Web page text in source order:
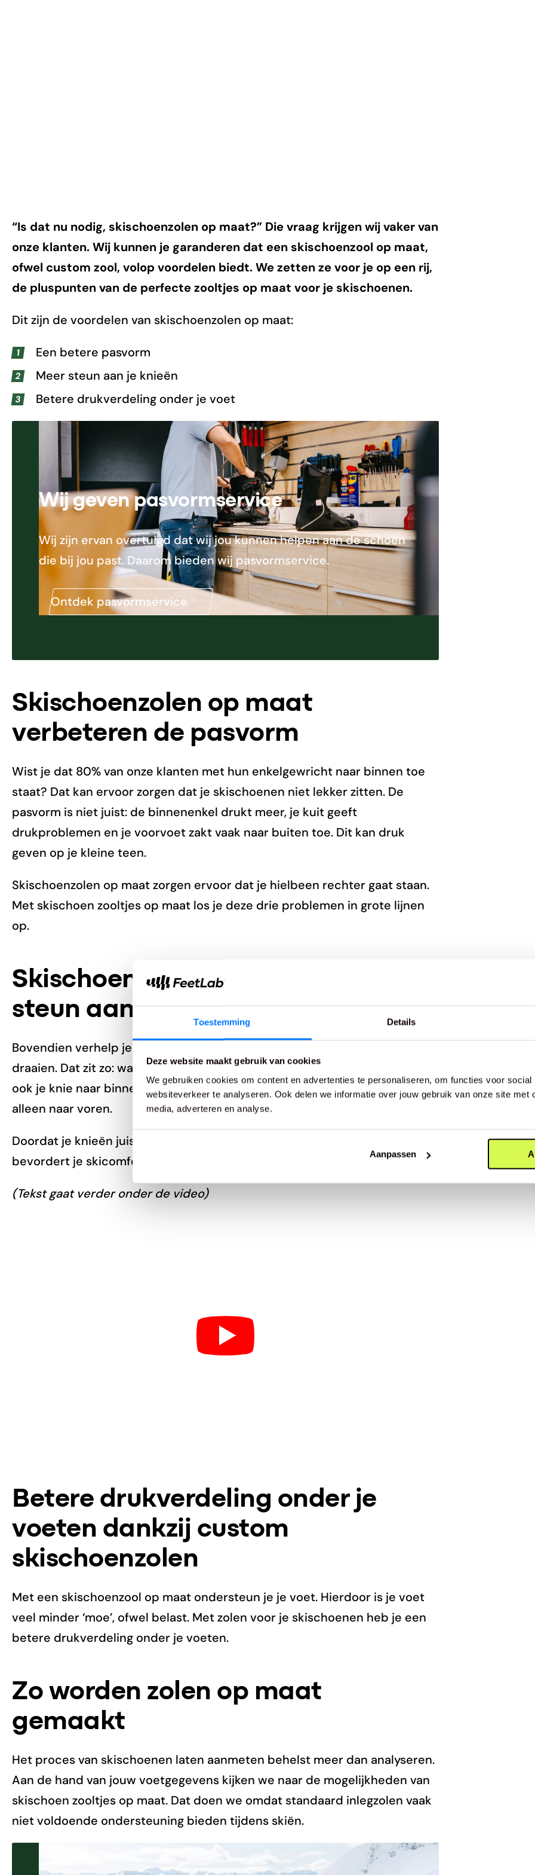
Toestemming Details
Deze website maakt gebruik van cookies
We gebruiken cookies om content en advertenties te personaliseren, om functies voor
websiteverkeer te analyseren. Ook delen we informatie over jouw gebruik van onze site met
media, adverteren en analyse.
Aanpassen
“Is dat nu nodig, skischoenzolen op maat?” Die vraag krijgen wij vaker van
onze klanten. Wij kunnen je garanderen dat een skischoenzool op maat,
ofwel custom zool, volop voordelen biedt. We zetten ze voor je op een rij,
de pluspunten van de perfecte zooltjes op maat voor je skischoenen.
Dit zijn de voordelen van skischoenzolen op maat:
Een betere pasvorm
Meer steun aan je knieën
Betere drukverdeling onder je voet
Wij geven pasvormservice
Wij zijn ervan overtuigd dat wij jou kunnen helpen aan de schoen
die bij jou past. Daarom bieden wij pasvormservice.
Ontdek pasvormservice
Skischoenzolen op maat
verbeteren de pasvorm
Wist je dat 80% van onze klanten met hun enkelgewricht naar binnen toe
staat? Dat kan ervoor zorgen dat je skischoenen niet lekker zitten. De
pasvorm is niet juist: de binnenenkel drukt meer, je kuit geeft
drukproblemen en je voorvoet zakt vaak naar buiten toe. Dit kan druk
geven op je kleine teen.
Skischoenzolen op maat zorgen ervoor dat je hielbeen rechter gaat staan.
Met skischoen zooltjes op maat los je deze drie problemen in grote lijnen
op.
Skischoenzolen op maat bieden
steun aan je knieën
Bovendien verhelp je met skischoenzolen op maat dat je knieën verkeerd
draaien. Dat zit zo: wanneer je je enkelgewricht naar binnen draait, draait
ook je knie naar binnen. Met een zool, die steun geeft, beweegt je knie
alleen naar voren.
Doordat je knieën juist bewegen, blijft ook je heup op zijn plek. Dit
bevordert je skicomfort.
(Tekst gaat verder onder de video)
Betere drukverdeling onder je
voeten dankzij custom
skischoenzolen
Met een skischoenzool op maat ondersteun je je voet. Hierdoor is je voet
veel minder ‘moe’, ofwel belast. Met zolen voor je skischoenen heb je een
betere drukverdeling onder je voeten.
Zo worden zolen op maat
gemaakt
Het proces van skischoenen laten aanmeten behelst meer dan analyseren.
Aan de hand van jouw voetgegevens kijken we naar de mogelijkheden van
skischoen zooltjes op maat. Dat doen we omdat standaard inlegzolen vaak
niet voldoende ondersteuning bieden tijdens skiën.